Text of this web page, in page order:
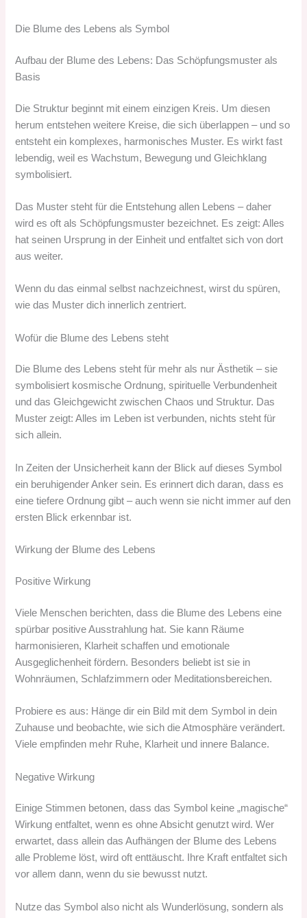
Die Blume des Lebens als Symbol
Aufbau der Blume des Lebens: Das Schöpfungsmuster als
Basis
Die Struktur beginnt mit einem einzigen Kreis. Um diesen
herum entstehen weitere Kreise, die sich überlappen – und so
entsteht ein komplexes, harmonisches Muster. Es wirkt fast
lebendig, weil es Wachstum, Bewegung und Gleichklang
symbolisiert.
Das Muster steht für die Entstehung allen Lebens – daher
wird es oft als Schöpfungsmuster bezeichnet. Es zeigt: Alles
hat seinen Ursprung in der Einheit und entfaltet sich von dort
aus weiter.
Wenn du das einmal selbst nachzeichnest, wirst du spüren,
wie das Muster dich innerlich zentriert.
Wofür die Blume des Lebens steht
Die Blume des Lebens steht für mehr als nur Ästhetik – sie
symbolisiert kosmische Ordnung, spirituelle Verbundenheit
und das Gleichgewicht zwischen Chaos und Struktur. Das
Muster zeigt: Alles im Leben ist verbunden, nichts steht für
sich allein.
In Zeiten der Unsicherheit kann der Blick auf dieses Symbol
ein beruhigender Anker sein. Es erinnert dich daran, dass es
eine tiefere Ordnung gibt – auch wenn sie nicht immer auf den
ersten Blick erkennbar ist.
Wirkung der Blume des Lebens
Positive Wirkung
Viele Menschen berichten, dass die Blume des Lebens eine
spürbar positive Ausstrahlung hat. Sie kann Räume
harmonisieren, Klarheit schaffen und emotionale
Ausgeglichenheit fördern. Besonders beliebt ist sie in
Wohnräumen, Schlafzimmern oder Meditationsbereichen.
Probiere es aus: Hänge dir ein Bild mit dem Symbol in dein
Zuhause und beobachte, wie sich die Atmosphäre verändert.
Viele empfinden mehr Ruhe, Klarheit und innere Balance.
Negative Wirkung
Einige Stimmen betonen, dass das Symbol keine „magische“
Wirkung entfaltet, wenn es ohne Absicht genutzt wird. Wer
erwartet, dass allein das Aufhängen der Blume des Lebens
alle Probleme löst, wird oft enttäuscht. Ihre Kraft entfaltet sich
vor allem dann, wenn du sie bewusst nutzt.
Nutze das Symbol also nicht als Wunderlösung, sondern als